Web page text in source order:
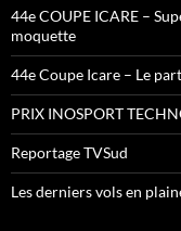
44e COUPE ICARE –
moquette
44e Coupe Icare – Le
PRIX INOSPORT
Reportage TVSud
Les derniers vols en